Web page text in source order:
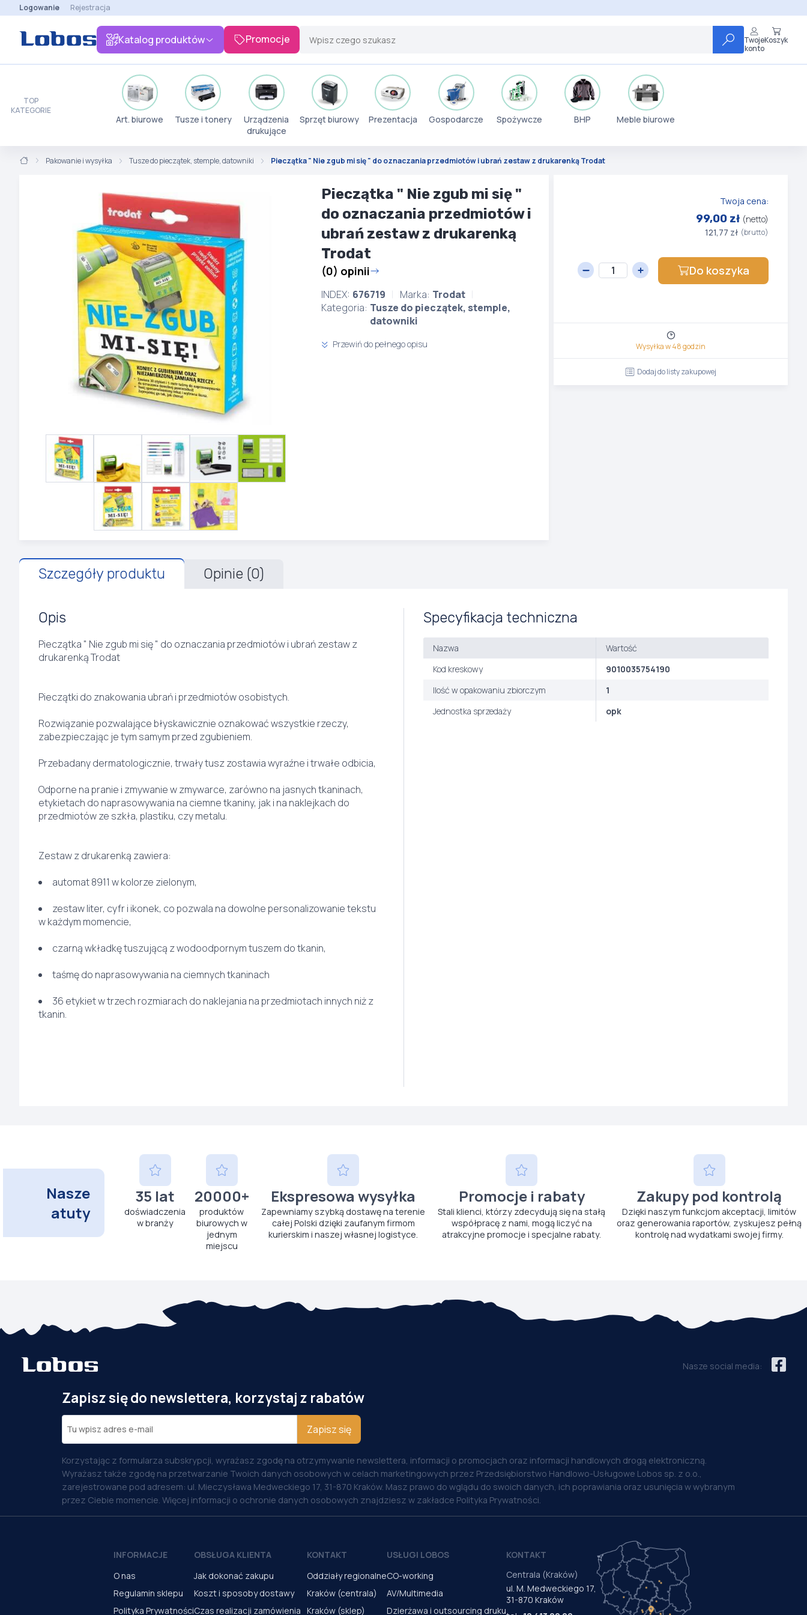
Logowanie Rejestracja
Katalog produktów Promocje
Twoje
konto
Koszyk
TOP
KATEGORIE
Art. biurowe Tusze i tonery
Urządzenia
drukujące
Sprzęt biurowy Prezentacja Gospodarcze Spożywcze BHP Meble biurowe
Pakowanie i wysyłka Tusze do pieczątek, stemple, datowniki Pieczątka " Nie zgub mi się " do oznaczania przedmiotów i ubrań zestaw z drukarenką Trodat
Pieczątka " Nie zgub mi się "
do oznaczania przedmiotów i
ubrań zestaw z drukarenką
Trodat
(0) opinii
INDEX: 676719 Marka: Trodat
Kategoria: Tusze do pieczątek, stemple,
datowniki
Przewiń do pełnego opisu
Twoja cena:
99,00 zł (netto)
121,77 zł (brutto)
Do koszyka
Wysyłka w 48 godzin
Dodaj do listy zakupowej
Szczegóły produktu Opinie (0)
Opis
Pieczątka " Nie zgub mi się " do oznaczania przedmiotów i ubrań zestaw z
drukarenką Trodat
Pieczątki do znakowania ubrań i przedmiotów osobistych.
Rozwiązanie pozwalające błyskawicznie oznakować wszystkie rzeczy,
zabezpieczając je tym samym przed zgubieniem.
Przebadany dermatologicznie, trwały tusz zostawia wyraźne i trwałe odbicia,
Odporne na pranie i zmywanie w zmywarce, zarówno na jasnych tkaninach,
etykietach do naprasowywania na ciemne tkaniny, jak i na naklejkach do
przedmiotów ze szkła, plastiku, czy metalu.
Zestaw z drukarenką zawiera:
automat 8911 w kolorze zielonym,
zestaw liter, cyfr i ikonek, co pozwala na dowolne personalizowanie tekstu
w każdym momencie,
czarną wkładkę tuszującą z wodoodpornym tuszem do tkanin,
taśmę do naprasowywania na ciemnych tkaninach
36 etykiet w trzech rozmiarach do naklejania na przedmiotach innych niż z
tkanin.
Specyfikacja techniczna
Nazwa
Wartość
Kod kreskowy
9010035754190
Ilość w opakowaniu zbiorczym
1
Jednostka sprzedaży
opk
Nasze
atuty
35 lat
doświadczenia
w branży
20000+
produktów
biurowych w
jednym
miejscu
Ekspresowa wysyłka
Zapewniamy szybką dostawę na terenie
całej Polski dzięki zaufanym firmom
kurierskim i naszej własnej logistyce.
Promocje i rabaty
Stali klienci, którzy zdecydują się na stałą
współpracę z nami, mogą liczyć na
atrakcyjne promocje i specjalne rabaty.
Zakupy pod kontrolą
Dzięki naszym funkcjom akceptacji, limitów
oraz generowania raportów, zyskujesz pełną
kontrolę nad wydatkami swojej firmy.
Nasze social media:
Zapisz się do newslettera, korzystaj z rabatów
Zapisz się
Korzystając z formularza subskrypcji, wyrażasz zgodę na otrzymywanie newslettera, informacji o promocjach oraz informacji handlowych drogą elektroniczną.
Wyrażasz także zgodę na przetwarzanie Twoich danych osobowych w celach marketingowych przez Przedsiębiorstwo Handlowo-Usługowe Lobos sp. z o.o.,
zarejestrowane pod adresem: ul. Mieczysława Medweckiego 17, 31-870 Kraków. Masz prawo do wglądu do swoich danych, ich poprawiania oraz usunięcia w wybranym
przez Ciebie momencie. Więcej informacji o ochronie danych osobowych znajdziesz w zakładce Polityka Prywatności.
INFORMACJE
O nas
Regulamin sklepu
Polityka Prywatności
OBSŁUGA KLIENTA
Jak dokonać zakupu
Koszt i sposoby dostawy
Czas realizacji zamówienia
KONTAKT
Oddziały regionalne
Kraków (centrala)
Kraków (sklep)
USŁUGI LOBOS
CO-working
AV/Multimedia
Dzierżawa i outsourcing druku
KONTAKT
Centrala (Kraków)
ul. M. Medweckiego 17,
31-870 Kraków